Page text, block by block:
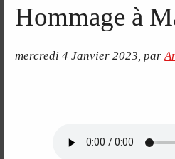
Hommage à
mercredi 4 Janvier 2023 par